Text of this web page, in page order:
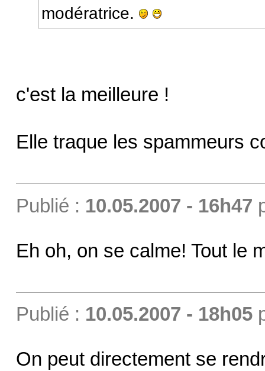
modératrice.
c'est la meilleure !
Elle traque les spammeurs
Publié : 10.05.2007 - 16h47
Eh oh, on se calme! Tout le
Publié : 10.05.2007 - 18h05
On peut directement se